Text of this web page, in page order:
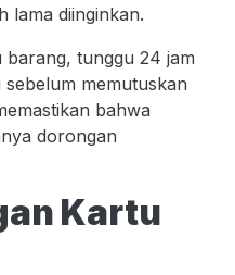
lama diinginkan.
tunggu 24 jam
memutuskan
bahwa
dorongan
Kartu